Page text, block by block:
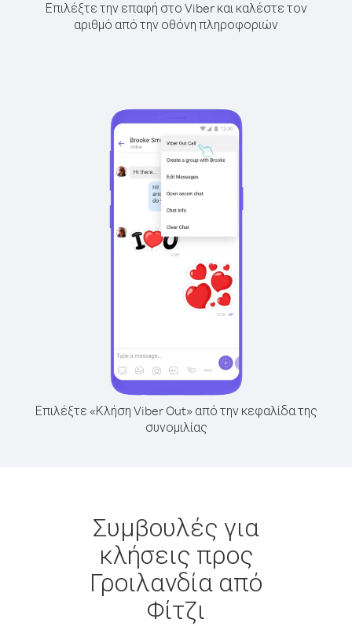
Επιλέξτε την επαφή στο Viber και καλέστε τον
αριθμό από την οθόνη πληροφοριών
Επιλέξτε «Κλήση Viber Out» από την κεφαλίδα της
συνομιλίας
Συμβουλές για
κλήσεις προς
Γροιλανδία από
Φίτζι